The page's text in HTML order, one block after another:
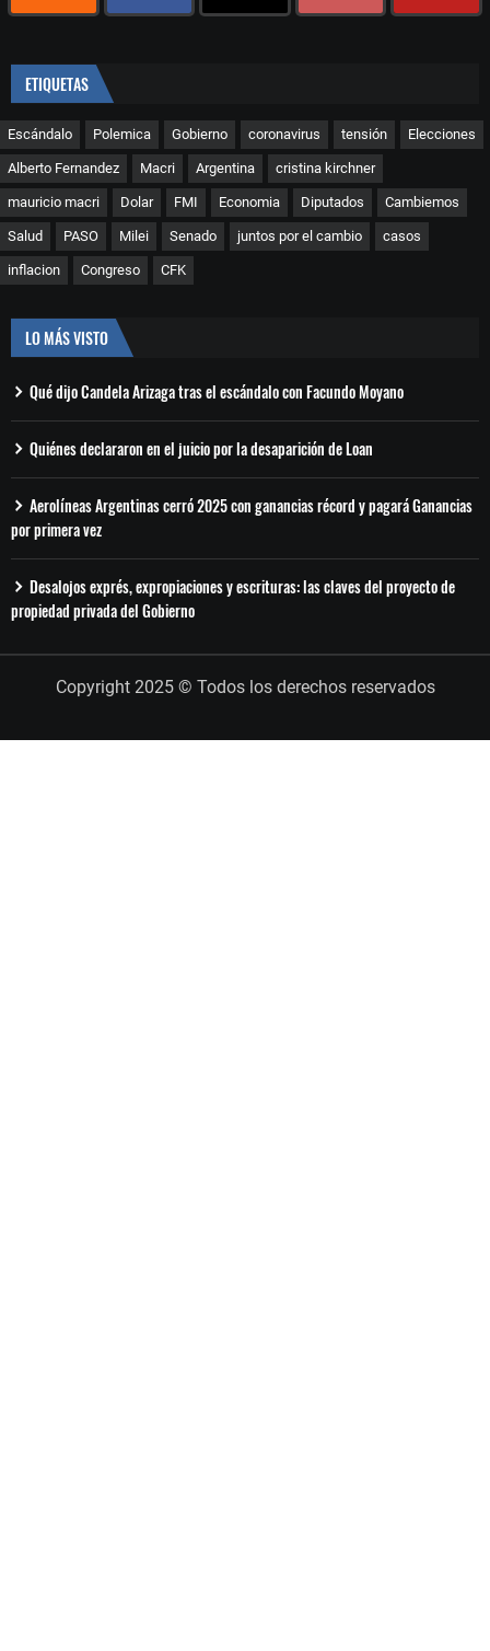
ETIQUETAS
Escándalo Polemica Gobierno coronavirus tensión Elecciones
Alberto Fernandez Macri Argentina cristina kirchner
mauricio macri Dolar FMI Economia Diputados Cambiemos
Salud PASO Milei Senado juntos por el cambio casos
inflacion Congreso CFK
LO MÁS VISTO
Qué dijo Candela Arizaga tras el escándalo con Facundo Moyano
Quiénes declararon en el juicio por la desaparición de Loan
Aerolíneas Argentinas cerró 2025 con ganancias récord y pagará Ganancias
por primera vez
Desalojos exprés, expropiaciones y escrituras: las claves del proyecto de
propiedad privada del Gobierno
Copyright 2025 © Todos los derechos reservados